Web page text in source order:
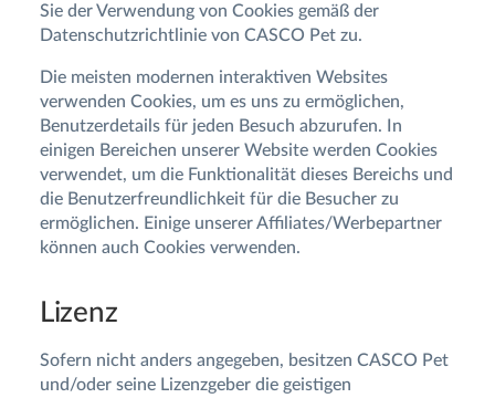
Sie der Verwendung von Cookies gemäß der
Datenschutzrichtlinie von CASCO Pet zu.
Die meisten modernen interaktiven Websites
verwenden Cookies, um es uns zu ermöglichen,
Benutzerdetails für jeden Besuch abzurufen. In
einigen Bereichen unserer Website werden Cookies
verwendet, um die Funktionalität dieses Bereichs und
die Benutzerfreundlichkeit für die Besucher zu
ermöglichen. Einige unserer Affiliates/Werbepartner
können auch Cookies verwenden.
Lizenz
Sofern nicht anders angegeben, besitzen CASCO Pet
und/oder seine Lizenzgeber die geistigen